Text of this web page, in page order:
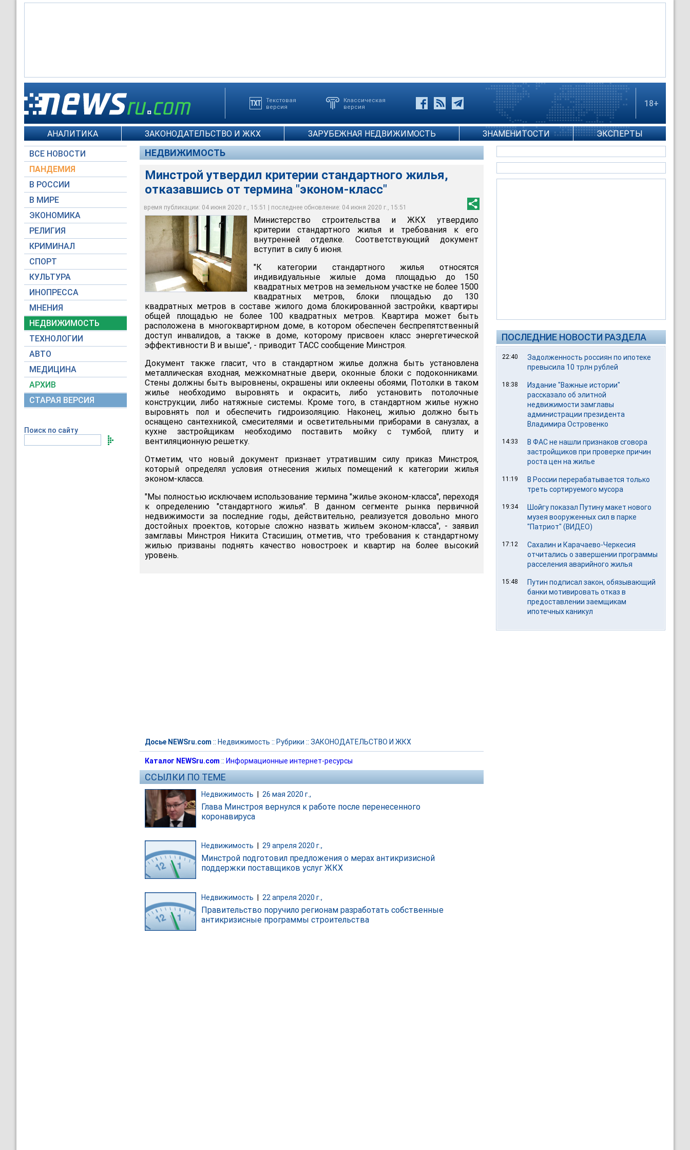
Текстовая
версия
Классическая
версия
18+
АНАЛИТИКА ЗАКОНОДАТЕЛЬСТВО И ЖКХ ЗАРУБЕЖНАЯ НЕДВИЖИМОСТЬ ЗНАМЕНИТОСТИ ЭКСПЕРТЫ
ВСЕ НОВОСТИ
ПАНДЕМИЯ
В РОССИИ
В МИРЕ
ЭКОНОМИКА
РЕЛИГИЯ
КРИМИНАЛ
СПОРТ
КУЛЬТУРА
ИНОПРЕССА
МНЕНИЯ
НЕДВИЖИМОСТЬ
ТЕХНОЛОГИИ
АВТО
МЕДИЦИНА
АРХИВ
СТАРАЯ ВЕРСИЯ
Поиск по сайту
НЕДВИЖИМОСТЬ
Минстрой утвердил критерии стандартного жилья,
отказавшись от термина "эконом-класс"
время публикации: 04 июня 2020 г., 15:51 | последнее обновление: 04 июня 2020 г., 15:51
Минстрой утвердил критерии стандартного жилья, отказавшись от термина "эконом-
класс"
Министерство строительства и ЖКХ утвердило
критерии стандартного жилья и требования к его
внутренней отделке. Соответствующий документ
вступит в силу 6 июня.
"К категории стандартного жилья относятся
индивидуальные жилые дома площадью до 150
квадратных метров на земельном участке не более 1500
квадратных метров, блоки площадью до 130
квадратных метров в составе жилого дома блокированной застройки, квартиры
общей площадью не более 100 квадратных метров. Квартира может быть
расположена в многоквартирном доме, в котором обеспечен беспрепятственный
доступ инвалидов, а также в доме, которому присвоен класс энергетической
эффективности B и выше", - приводит ТАСС сообщение Минстроя.
Документ также гласит, что в стандартном жилье должна быть установлена
металлическая входная, межкомнатные двери, оконные блоки с подоконниками.
Стены должны быть выровнены, окрашены или оклеены обоями, Потолки в таком
жилье необходимо выровнять и окрасить, либо установить потолочные
конструкции, либо натяжные системы. Кроме того, в стандартном жилье нужно
выровнять пол и обеспечить гидроизоляцию. Наконец, жилью должно быть
оснащено сантехникой, смесителями и осветительными приборами в санузлах, а
кухне застройщикам необходимо поставить мойку с тумбой, плиту и
вентиляционную решетку.
Отметим, что новый документ признает утратившим силу приказ Минстроя,
который определял условия отнесения жилых помещений к категории жилья
эконом-класса.
"Мы полностью исключаем использование термина "жилье эконом-класса", переходя
к определению "стандартного жилья". В данном сегменте рынка первичной
недвижимости за последние годы, действительно, реализуется довольно много
достойных проектов, которые сложно назвать жильем эконом-класса", - заявил
замглавы Минстроя Никита Стасишин, отметив, что требования к стандартному
жилью призваны поднять качество новостроек и квартир на более высокий
уровень.
Досье NEWSru.com :: Недвижимость :: Рубрики :: ЗАКОНОДАТЕЛЬСТВО И ЖКХ
Каталог NEWSru.com :: Информационные интернет-ресурсы
ССЫЛКИ ПО ТЕМЕ
Недвижимость 26 мая 2020 г.,
Глава Минстроя вернулся к работе после перенесенного
коронавируса
Недвижимость 29 апреля 2020 г.,
Минстрой подготовил предложения о мерах антикризисной
поддержки поставщиков услуг ЖКХ
Недвижимость | 22 апреля 2020 г.,
Правительство поручило регионам разработать собственные
антикризисные программы строительства
ПОСЛЕДНИЕ НОВОСТИ РАЗДЕЛА
22:40
Задолженность россиян по ипотеке
превысила 10 трлн рублей
18:38
Издание "Важные истории"
рассказало об элитной
недвижимости замглавы
администрации президента
Владимира Островенко
14:33
В ФАС не нашли признаков сговора
застройщиков при проверке причин
роста цен на жилье
11:19
В России перерабатывается только
треть сортируемого мусора
19:34
Шойгу показал Путину макет нового
музея вооруженных сил в парке
"Патриот" (ВИДЕО)
17:12
Сахалин и Карачаево-Черкесия
отчитались о завершении программы
расселения аварийного жилья
15:48
Путин подписал закон, обязывающий
банки мотивировать отказ в
предоставлении заемщикам
ипотечных каникул